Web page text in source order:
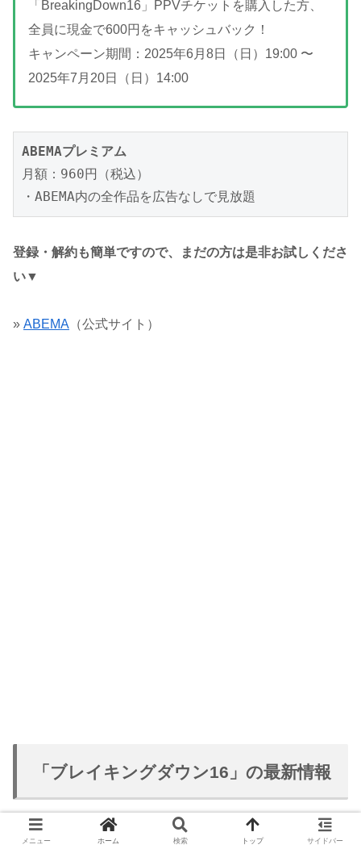
「BreakingDown16」PPVチケットを購入した方、
全員に現金で600円をキャッシュバック！
キャンペーン期間：2025年6月8日（日）19:00 〜
2025年7月20日（日）14:00
ABEMAプレミアム
月額：960円（税込）
・ABEMA内の全作品を広告なしで見放題
登録・解約も簡単ですので、まだの方は是非お試しくださ
い▼
» ABEMA （公式サイト）
「ブレイキングダウン16」の最新情報
こちらで「BreakingDown16（ブレイキングダウン16）」
メニュー ホーム 検索 トップ サイドバー